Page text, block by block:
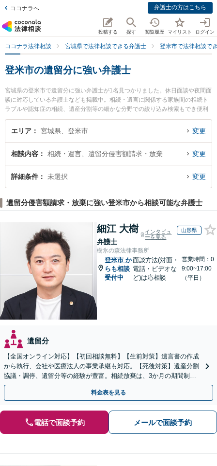
ココナラへ 弁護士の方はこちら
投稿する 探す 閲覧履歴 マイリスト ログイン
ココナラ法律相談 宮城県で法律相談できる弁護士 登米市で法律相談で
登米市の遺留分に強い弁護士
宮城県の登米市で遺留分に強い弁護士が1名見つかりました。休日面談や夜間面
談に対応している弁護士なども掲載中。相続・遺言に関係する家族間の相続ト
ラブルや認知症の相続、遺産分割等の細かな分野での絞り込み検索もでき便利
です。特に菅野高雄法律事務所の菅野 高雄弁護士のプロフィール情報や弁護士
費用、強みなどが注目されています。『登米市で土日や夜間に発生した遺留分
米市内の弁護士に相談予約したい』などでお困りの相談者さんにおすすめで
す。
エリア 宮城県、登米市 変更
相談内容 相続・遺言、遺留分侵害額請求・放棄 変更
詳細条件 未選択 変更
遺留分侵害額請求・放棄に強い登米市から相談可能な弁護士
細江 大樹
弁護士
インタビュ
ーを見る
山形県
樹氷の森法律事務所
登米市 か
らも相談
受付中
面談方法(対面・
電話・ビデオな
ど)は応相談
営業時間：0
9:00~17:00
（平日）
遺留分
【全国オンライン対応】【初回相談無料】【生前対策】遺言書の作成
から執行、会社や医療法人の事業承継も対応。【死後対策】遺産分割
協議・調停、遺留分等の経験が豊富。相続放棄は、3か月の期間制限
があるため、お早めにご相談ください。【無料駐車場あり】
料金表を見る
電話で面談予約 メールで面談予約